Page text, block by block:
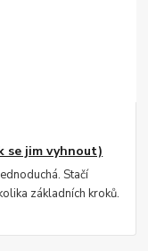
se jim vyhnout)
Stačí
základních kroků.